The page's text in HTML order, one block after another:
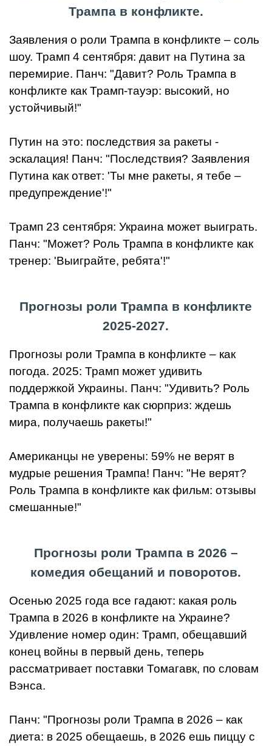
Трампа в конфликте.
Заявления о роли Трампа в конфликте – соль
шоу. Трамп 4 сентября: давит на Путина за
перемирие. Панч: "Давит? Роль Трампа в
конфликте как Трамп-тауэр: высокий, но
устойчивый!"
Путин на это: последствия за ракеты -
эскалация! Панч: "Последствия? Заявления
Путина как ответ: 'Ты мне ракеты, я тебе –
предупреждение'!"
Трамп 23 сентября: Украина может выиграть.
Панч: "Может? Роль Трампа в конфликте как
тренер: 'Выиграйте, ребята'!"
Прогнозы роли Трампа в конфликте
2025-2027.
Прогнозы роли Трампа в конфликте – как
погода. 2025: Трамп может удивить
поддержкой Украины. Панч: "Удивить? Роль
Трампа в конфликте как сюрприз: ждешь
мира, получаешь ракеты!"
Американцы не уверены: 59% не верят в
мудрые решения Трампа! Панч: "Не верят?
Роль Трампа в конфликте как фильм: отзывы
смешанные!"
Прогнозы роли Трампа в 2026 –
комедия обещаний и поворотов.
Осенью 2025 года все гадают: какая роль
Трампа в 2026 в конфликте на Украине?
Удивление номер один: Трамп, обещавший
конец войны в первый день, теперь
рассматривает поставки Томагавк, по словам
Вэнса.
Панч: "Прогнозы роли Трампа в 2026 – как
диета: в 2025 обещаешь, в 2026 ешь пиццу с